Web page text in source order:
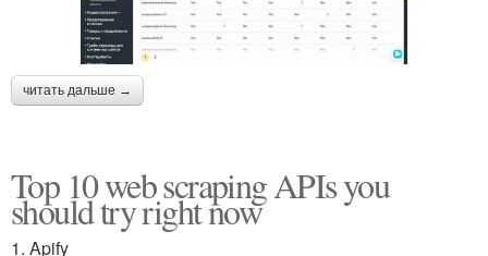
читать дальше →
Top 10 web scraping APIs you
should try right now
1. Apify